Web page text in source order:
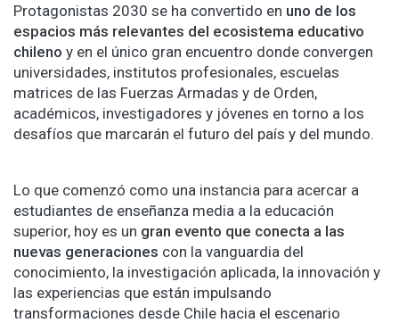
Protagonistas 2030 se ha convertido en uno de los
espacios más relevantes del ecosistema educativo
chileno y en el único gran encuentro donde convergen
universidades, institutos profesionales, escuelas
matrices de las Fuerzas Armadas y de Orden,
académicos, investigadores y jóvenes en torno a los
desafíos que marcarán el futuro del país y del mundo.
Lo que comenzó como una instancia para acercar a
estudiantes de enseñanza media a la educación
superior, hoy es un gran evento que conecta a las
nuevas generaciones con la vanguardia del
conocimiento, la investigación aplicada, la innovación y
las experiencias que están impulsando
transformaciones desde Chile hacia el escenario